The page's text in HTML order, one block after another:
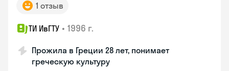
1 отзыв
ТИ ИвГТУ • 1996 г.
Прожила в Греции 28 лет, понимает
греческую культуру